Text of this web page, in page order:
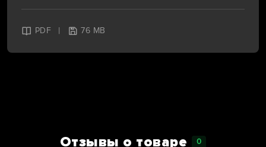
PDF | 76 MB
Отзывы о товаре 0